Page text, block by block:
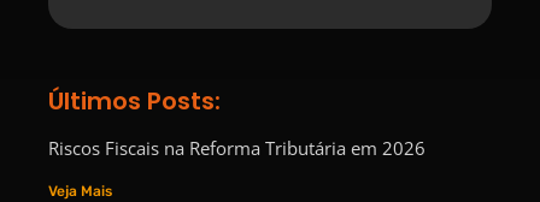
Últimos Posts:
Riscos Fiscais na Reforma Tributária em 2026
Veja Mais